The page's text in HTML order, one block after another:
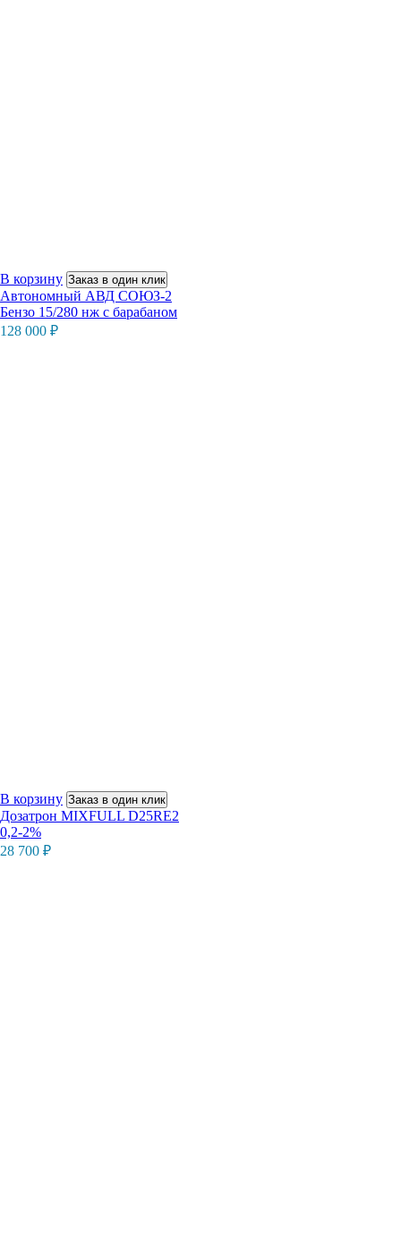
В корзину Заказ в один клик
Автономный АВД СОЮЗ-2
Бензо 15/280 нж с барабаном
128 000 ₽
В корзину Заказ в один клик
Дозатрон MIXFULL D25RE2
0,2-2%
28 700 ₽